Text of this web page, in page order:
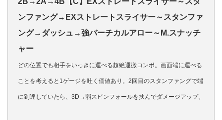
ンファング→EXストレートスライサー～スタンファ
ング→ダッシュ→強バーチカルアロー～M.スナッチ
ャー
どの位置でも相手をいっきに運べる超絶運搬コンボ。画面端に運べる
ことを考えると1ゲージを吐く価値あり。2回目のスタンファングで端
に到達していたら、3D→弱スピンフォールを挟んでダメージアップ。